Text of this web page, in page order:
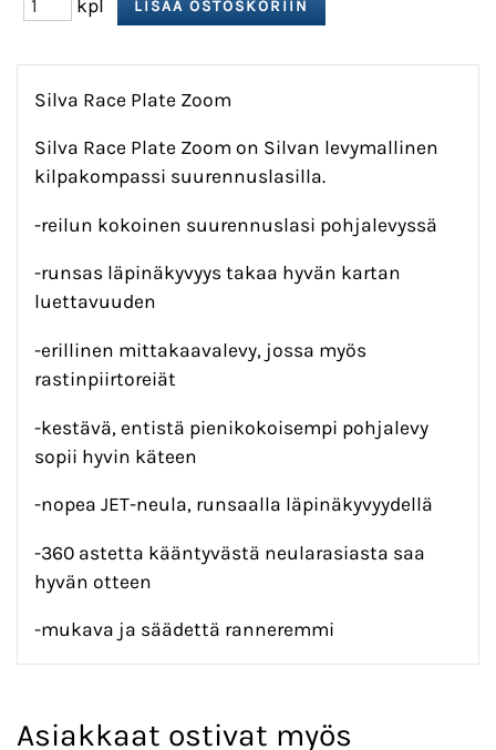
kpl
Silva Race Plate Zoom
Silva Race Plate Zoom on Silvan levymallinen
kilpakompassi suurennuslasilla.
-reilun kokoinen suurennuslasi pohjalevyssä
-runsas läpinäkyvyys takaa hyvän kartan
luettavuuden
-erillinen mittakaavalevy, jossa myös
rastinpiirtoreiät
-kestävä, entistä pienikokoisempi pohjalevy
sopii hyvin käteen
-nopea JET-neula, runsaalla läpinäkyvyydellä
-360 astetta kääntyvästä neularasiasta saa
hyvän otteen
-mukava ja säädettä ranneremmi
Asiakkaat ostivat myös